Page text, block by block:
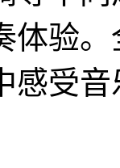
体验
感受